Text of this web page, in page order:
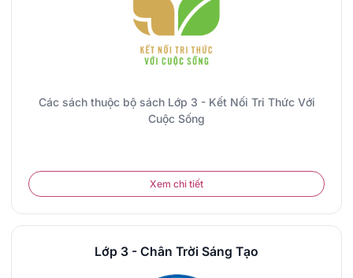
Các sách thuộc bộ sách Lớp 3 - Kết Nối Tri Thức Với
Cuộc Sống
Xem chi tiết
Lớp 3 - Chân Trời Sáng Tạo